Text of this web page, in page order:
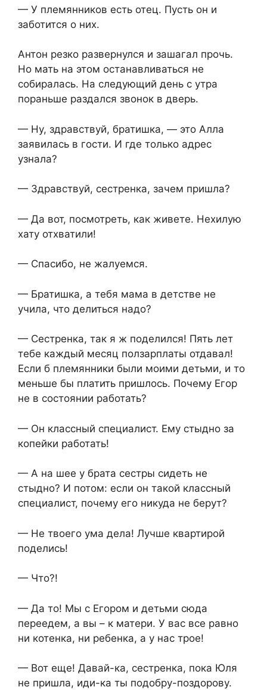
— У племянников есть отец. Пусть он и
заботится о них.
Антон резко развернулся и зашагал прочь.
Но мать на этом останавливаться не
собиралась. На следующий день с утра
пораньше раздался звонок в дверь.
— Ну, здравствуй, братишка, — это Алла
заявилась в гости. И где только адрес
узнала?
— Здравствуй, сестренка, зачем пришла?
— Да вот, посмотреть, как живете. Нехилую
хату отхватили!
— Спасибо, не жалуемся.
— Братишка, а тебя мама в детстве не
учила, что делиться надо?
— Сестренка, так я ж поделился! Пять лет
тебе каждый месяц ползарплаты отдавал!
Если б племянники были моими детьми, и то
меньше бы платить пришлось. Почему Егор
не в состоянии работать?
— Он классный специалист. Ему стыдно за
копейки работать!
— А на шее у брата сестры сидеть не
стыдно? И потом: если он такой классный
специалист, почему его никуда не берут?
— Не твоего ума дела! Лучше квартирой
поделись!
— Что?!
— Да то! Мы с Егором и детьми сюда
переедем, а вы – к матери. У вас все равно
ни котенка, ни ребенка, а у нас трое!
— Вот еще! Давай-ка, сестренка, пока Юля
не пришла, иди-ка ты подобру-поздорову.